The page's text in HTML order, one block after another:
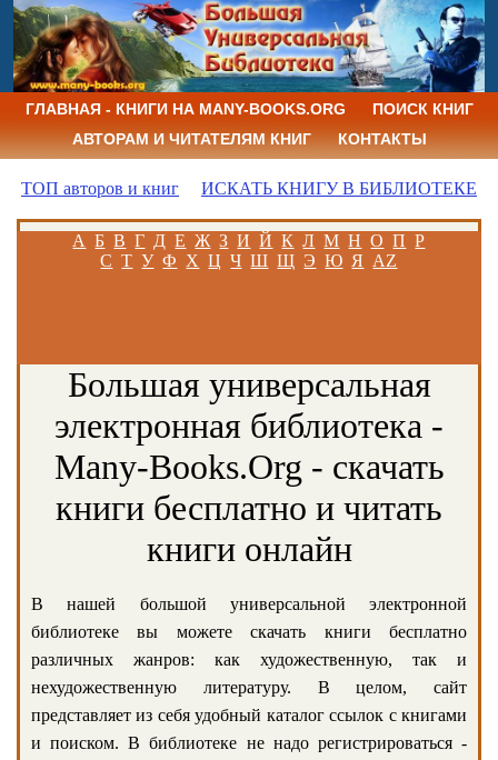
ГЛАВНАЯ - КНИГИ НА MANY-BOOKS.ORG
ПОИСК КНИГ
АВТОРАМ И ЧИТАТЕЛЯМ КНИГ
КОНТАКТЫ
ТОП авторов и книг ИСКАТЬ КНИГУ В БИБЛИОТЕКЕ
А Б В Г Д Е Ж З И Й К Л М Н О П Р
С Т У Ф Х Ц Ч Ш Щ Э Ю Я AZ
Большая универсальная
электронная библиотека -
Many-Books.Org - скачать
книги бесплатно и читать
книги онлайн
В нашей большой универсальной электронной
библиотеке вы можете скачать книги бесплатно
различных жанров: как художественную, так и
нехудожественную литературу. В целом, сайт
представляет из себя удобный каталог ссылок с книгами
и поиском. В библиотеке не надо регистрироваться -